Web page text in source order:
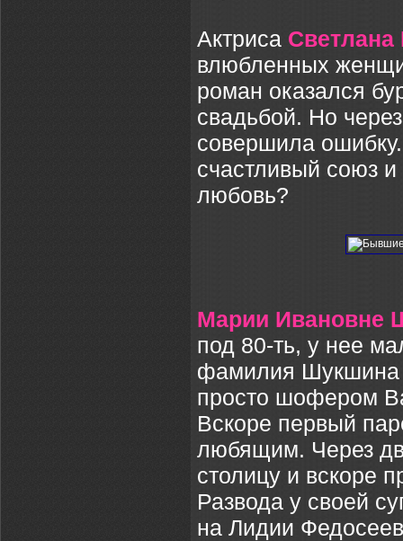
Актриса
влюбленных
роман оказался
свадьбой. Но
совершила
счастливый союз
любовь?
Марии Ивановне
под 80-ть, у нее
фамилия Шукшина
просто шофером
Вскоре первый
любящим. Через
столицу и
Развода у своей
на Лидии